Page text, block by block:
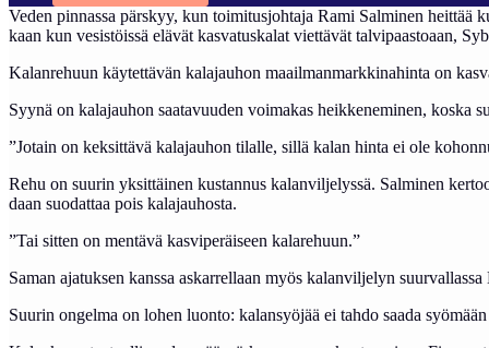
Ve­den pin­nas­sa pärs­kyy, kun toi­mi­tus­joh­ta­ja Ra­mi Sal­mi­nen heit­tää
kaan kun ve­sis­töis­sä elä­vät kas­va­tus­ka­lat viet­tä­vät tal­vi­paas­toaan,
Ka­lan­re­huun käy­tet­tä­vän ka­la­jau­hon maail­man­mark­ki­na­hin­ta on
Syy­nä on ka­la­jau­hon saa­ta­vuu­den voi­ma­kas heik­ke­ne­mi­nen,
”Jo­tain on kek­sit­tä­vä ka­la­jau­hon ti­lal­le, sil­lä ka­lan hin­ta ei ole
Re­hu on suu­rin yk­sit­täi­nen kus­tan­nus ka­lan­vil­je­lys­sä. Sal­mi­nen
daan suo­dat­taa pois ka­la­jau­hos­ta.
”Tai sit­ten on men­tä­vä kas­vi­pe­räi­seen ka­la­re­huun.”
Sa­man aja­tuk­sen kans­sa as­kar­rel­laan myös ka­lan­vil­je­lyn suur­val­las­sa
Suu­rin on­gel­ma on lo­hen luon­to: ka­lan­syö­jää ei tah­do saa­da